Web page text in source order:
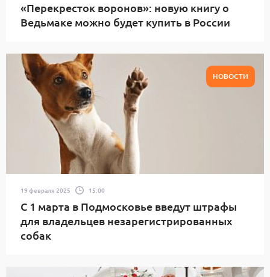
«Перекресток воронов»: новую книгу о
Ведьмаке можно будет купить в России
НОВОСТИ
19 февраля 2025 15:00
С 1 марта в Подмосковье введут штрафы
для владельцев незарегистрированных
собак